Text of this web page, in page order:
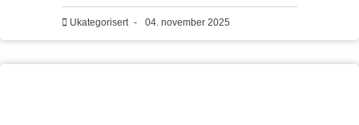
Ukategorisert - 04. november 2025